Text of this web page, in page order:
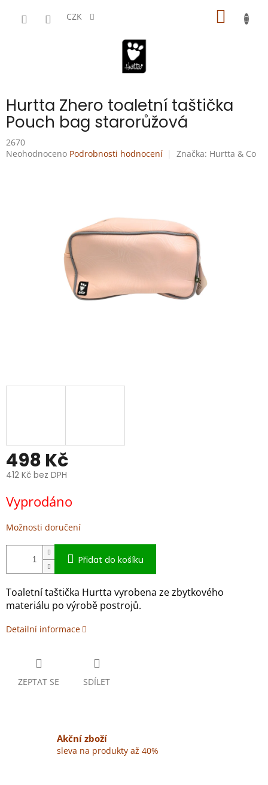
CZK
Hurtta Zhero toaletní taštička
Pouch bag starorůžová
2670
Průměrné
Neohodnoceno Podrobnosti hodnocení Značka: Hurtta & Co
498 Kč
412 Kč bez DPH
cena:
Vyprodáno
Možnosti doručení
Přidat do košíku
Toaletní taštička Hurtta vyrobena ze zbytkového
materiálu po výrobě postrojů.
Detailní informace
ZEPTAT SE SDÍLET
Akční zboží
sleva na produkty až 40%